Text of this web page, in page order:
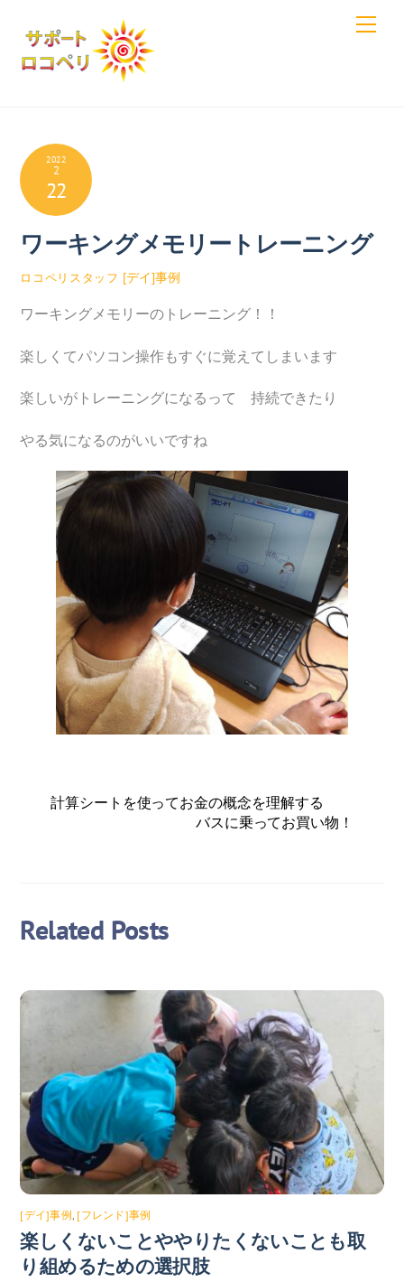
content
2022
2
22
ワーキングメモリートレーニング
ロコペリスタッフ [デイ]事例
ワーキングメモリーのトレーニング！！
楽しくてパソコン操作もすぐに覚えてしまいます
楽しいがトレーニングになるって 持続できたり
やる気になるのがいいですね
計算シートを使ってお金の概念を理解する
バスに乗ってお買い物！
Related Posts
[デイ]事例 [フレンド]事例
楽しくないことややりたくないことも取
り組めるための選択肢